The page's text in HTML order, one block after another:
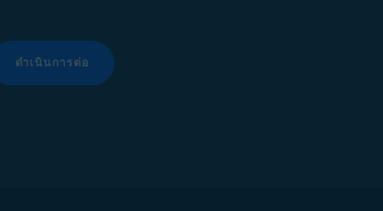
ดำเนินการต่อ